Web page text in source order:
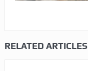
RELATED ARTICLES